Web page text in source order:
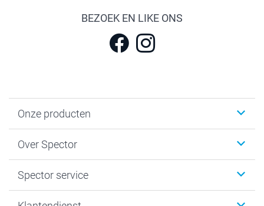
BEZOEK EN LIKE ONS
Onze producten
Kaartjes
Fotoboeken
Over Spector
Sitemap
Spector service